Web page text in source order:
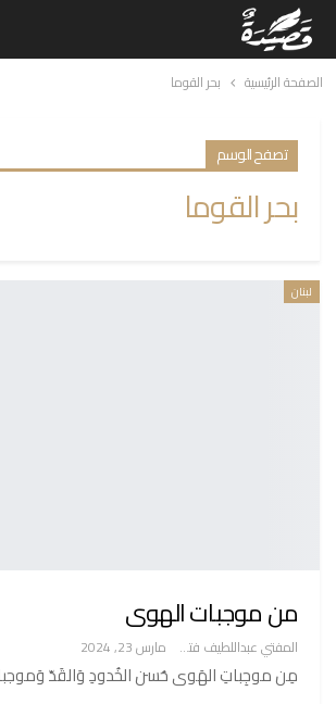
الصفحة الرئيسية بحر القوما
تصفح الوسم
بحر القوما
لبنان
من موجبات الهوى
المفتي عبداللطيف فتح الله مارس 23, 2024
مِن موجِباتِ الهَوى حُسن الخُدودِ وَالقَدّ